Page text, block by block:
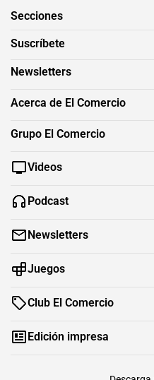
Secciones
Suscríbete
Newsletters
Acerca de El Comercio
Grupo El Comercio
Videos
Podcast
Newsletters
Juegos
Club El Comercio
Edición impresa